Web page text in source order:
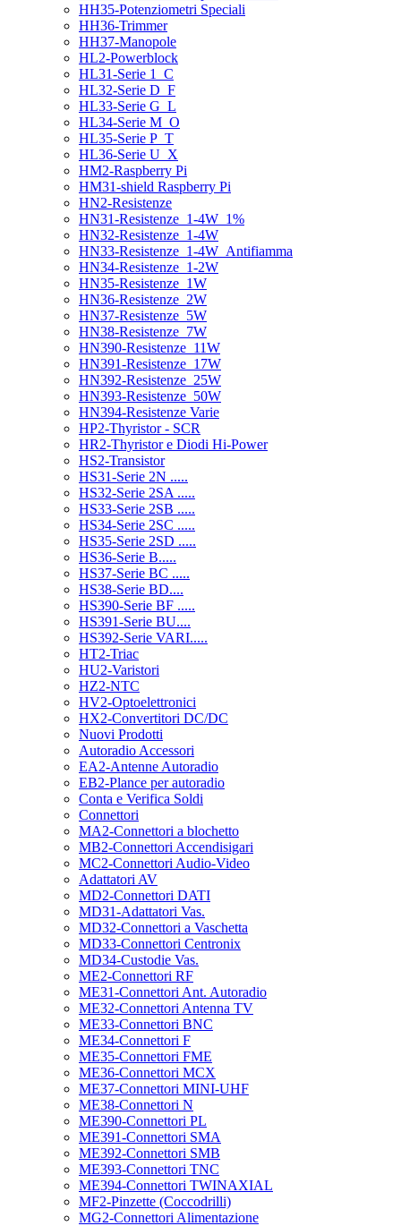
HH35-Potenziometri Speciali
HH36-Trimmer
HH37-Manopole
HL2-Powerblock
HL31-Serie 1_C
HL32-Serie D_F
HL33-Serie G_L
HL34-Serie M_O
HL35-Serie P_T
HL36-Serie U_X
HM2-Raspberry Pi
HM31-shield Raspberry Pi
HN2-Resistenze
HN31-Resistenze_1-4W_1%
HN32-Resistenze_1-4W
HN33-Resistenze_1-4W_Antifiamma
HN34-Resistenze_1-2W
HN35-Resistenze_1W
HN36-Resistenze_2W
HN37-Resistenze_5W
HN38-Resistenze_7W
HN390-Resistenze_11W
HN391-Resistenze_17W
HN392-Resistenze_25W
HN393-Resistenze_50W
HN394-Resistenze Varie
HP2-Thyristor - SCR
HR2-Thyristor e Diodi Hi-Power
HS2-Transistor
HS31-Serie 2N .....
HS32-Serie 2SA .....
HS33-Serie 2SB .....
HS34-Serie 2SC .....
HS35-Serie 2SD .....
HS36-Serie B.....
HS37-Serie BC .....
HS38-Serie BD....
HS390-Serie BF .....
HS391-Serie BU....
HS392-Serie VARI.....
HT2-Triac
HU2-Varistori
HZ2-NTC
HV2-Optoelettronici
HX2-Convertitori DC/DC
Nuovi Prodotti
Autoradio Accessori
EA2-Antenne Autoradio
EB2-Plance per autoradio
Conta e Verifica Soldi
Connettori
MA2-Connettori a blochetto
MB2-Connettori Accendisigari
MC2-Connettori Audio-Video
Adattatori AV
MD2-Connettori DATI
MD31-Adattatori Vas.
MD32-Connettori a Vaschetta
MD33-Connettori Centronix
MD34-Custodie Vas.
ME2-Connettori RF
ME31-Connettori Ant. Autoradio
ME32-Connettori Antenna TV
ME33-Connettori BNC
ME34-Connettori F
ME35-Connettori FME
ME36-Connettori MCX
ME37-Connettori MINI-UHF
ME38-Connettori N
ME390-Connettori PL
ME391-Connettori SMA
ME392-Connettori SMB
ME393-Connettori TNC
ME394-Connettori TWINAXIAL
MF2-Pinzette (Coccodrilli)
MG2-Connettori Alimentazione